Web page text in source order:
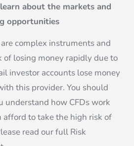
about the markets and
opportunities
are complex instruments and
of losing money rapidly due to
investor accounts lose money
this provider. You should
understand how CFDs work
afford to take the high risk of
read our full Risk